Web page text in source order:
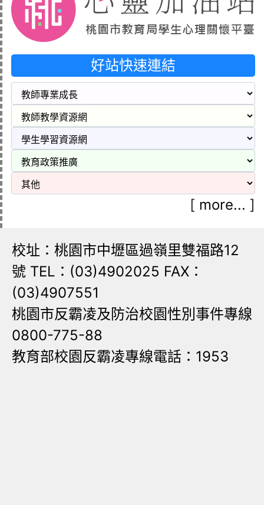
好站快速連結
[ more... ]
校址：桃園市中壢區過嶺里雙福路12
號 TEL：(03)4902025 FAX：
(03)4907551
桃園市反霸凌及防治校園性別事件專線
0800-775-88
教育部校園反霸凌專線電話：1953